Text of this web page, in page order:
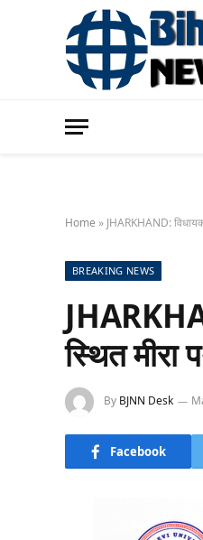
Home » JHARKHAND:
BREAKING NEWS
स्थित मीरा
By BJNN Desk
Facebook